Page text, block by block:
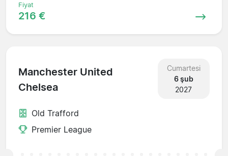
Fiyat
216 €
Manchester United
Chelsea
Cumartesi
6 şub
2027
Old Trafford
Premier League